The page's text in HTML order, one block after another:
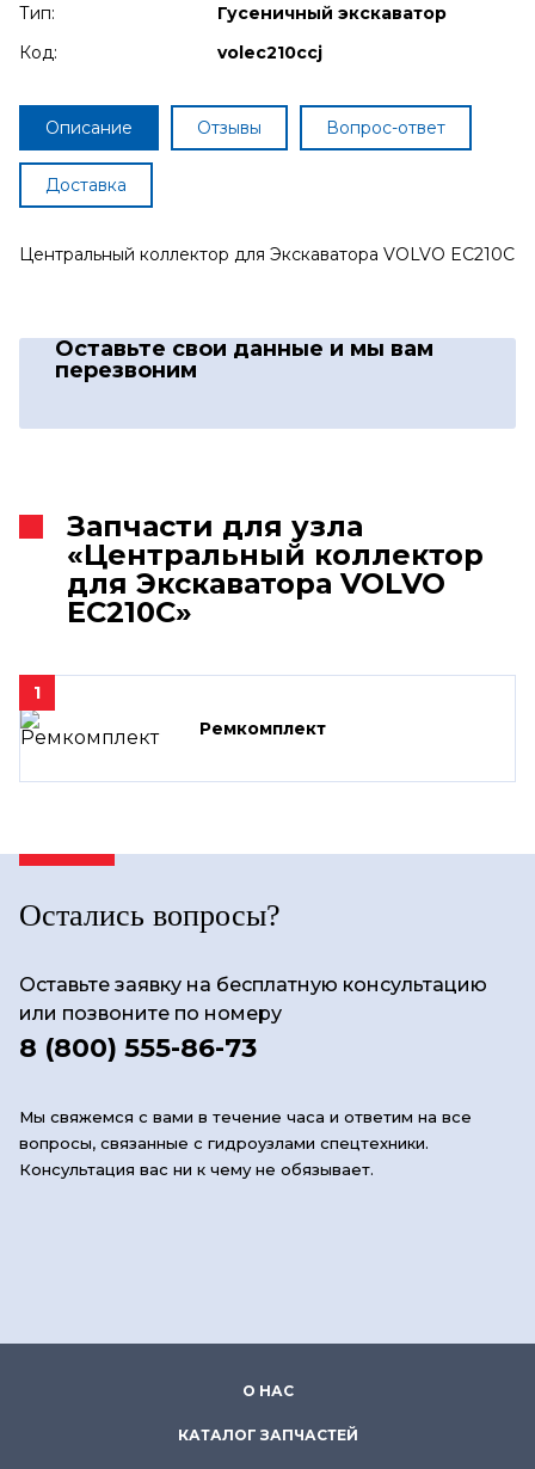
Тип:
Гусеничный экскаватор
Код:
volec210ccj
Описание Отзывы Вопрос-ответ
Доставка
Центральный коллектор для Экскаватора VOLVO EC210C
Оставьте свои данные и мы вам
перезвоним
Запчасти для узла
«Центральный коллектор
для Экскаватора VOLVO
EC210C»
1
Ремкомплект
Остались вопросы?
Оставьте заявку на бесплатную консультацию
или позвоните по номеру
8 (800) 555-86-73
Мы свяжемся с вами в течение часа и ответим на все
вопросы, связанные с гидроузлами спецтехники.
Консультация вас ни к чему не обязывает.
О НАС
КАТАЛОГ ЗАПЧАСТЕЙ